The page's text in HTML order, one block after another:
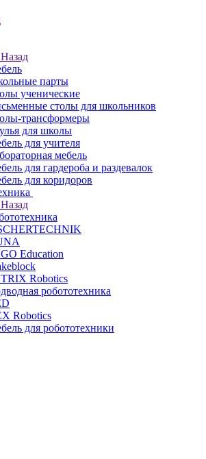
Назад
парты
ученические
столы для школьников
трансформеры
для школы
для учителя
мебель
для гардероба и раздевалок
для коридоров
Назад
Education
Robotics
робототехника
Robotics
для робототехники